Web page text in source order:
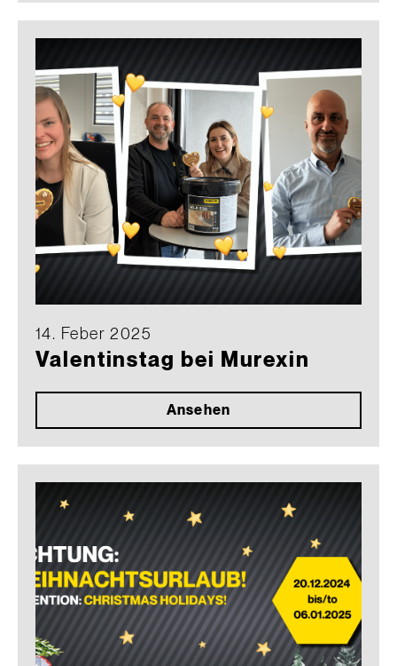
14. Feber 2025
Valentinstag bei Murexin
Ansehen